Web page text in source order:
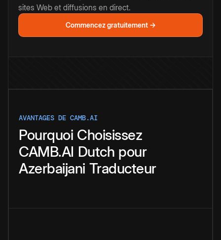
sites Web et diffusions en direct.
Commencez gratuitement →
AVANTAGES DE CAMB.AI
Pourquoi Choisissez
CAMB.AI Dutch pour
Azerbaijani Traducteur